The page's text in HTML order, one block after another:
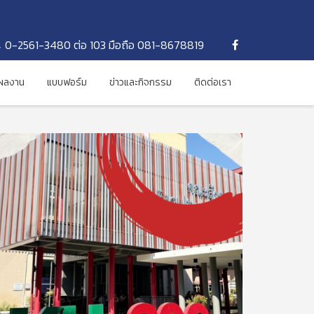
0-2561-3480 ต่อ 103 มือถือ 081-8678819
ลงาน แบบฟอร์ม ข่าวและกิจกรรม ติดต่อเรา